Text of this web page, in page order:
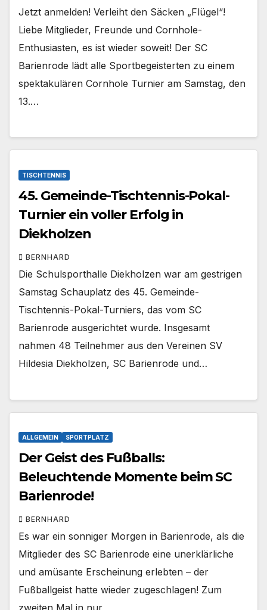
Jetzt anmelden! Verleiht den Säcken „Flügel“!
Liebe Mitglieder, Freunde und Cornhole-
Enthusiasten, es ist wieder soweit! Der SC
Barienrode lädt alle Sportbegeisterten zu einem
spektakulären Cornhole Turnier am Samstag, den
13.…
TISCHTENNIS
45. Gemeinde-Tischtennis-Pokal-
Turnier ein voller Erfolg in
Diekholzen
BERNHARD
Die Schulsporthalle Diekholzen war am gestrigen
Samstag Schauplatz des 45. Gemeinde-
Tischtennis-Pokal-Turniers, das vom SC
Barienrode ausgerichtet wurde. Insgesamt
nahmen 48 Teilnehmer aus den Vereinen SV
Hildesia Diekholzen, SC Barienrode und…
ALLGEMEIN SPORTPLATZ
Der Geist des Fußballs:
Beleuchtende Momente beim SC
Barienrode!
BERNHARD
Es war ein sonniger Morgen in Barienrode, als die
Mitglieder des SC Barienrode eine unerklärliche
und amüsante Erscheinung erlebten – der
Fußballgeist hatte wieder zugeschlagen! Zum